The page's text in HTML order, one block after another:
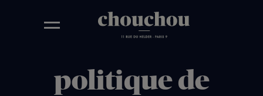
politique de